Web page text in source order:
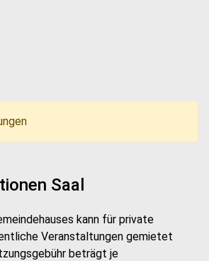
Saal
kann für private
Veranstaltungen gemietet
beträgt je